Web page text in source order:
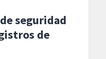
seguridad
de